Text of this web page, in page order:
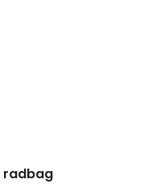
radbag